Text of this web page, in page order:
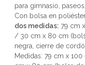
para gimnasio,
Con bolsa en
dos medidas: 79 cm
/ 30 cm x 80 cm
negra, cierre de
Medidas: 79 cm x